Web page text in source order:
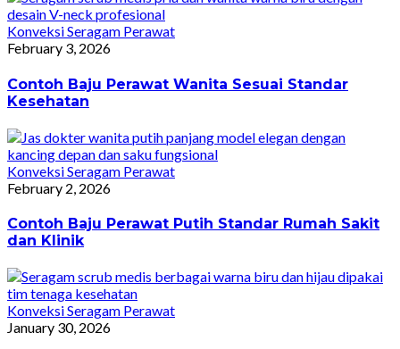
Konveksi Seragam Perawat
February 3, 2026
Contoh Baju Perawat Wanita Sesuai Standar
Kesehatan
Konveksi Seragam Perawat
February 2, 2026
Contoh Baju Perawat Putih Standar Rumah Sakit
dan Klinik
Konveksi Seragam Perawat
January 30, 2026